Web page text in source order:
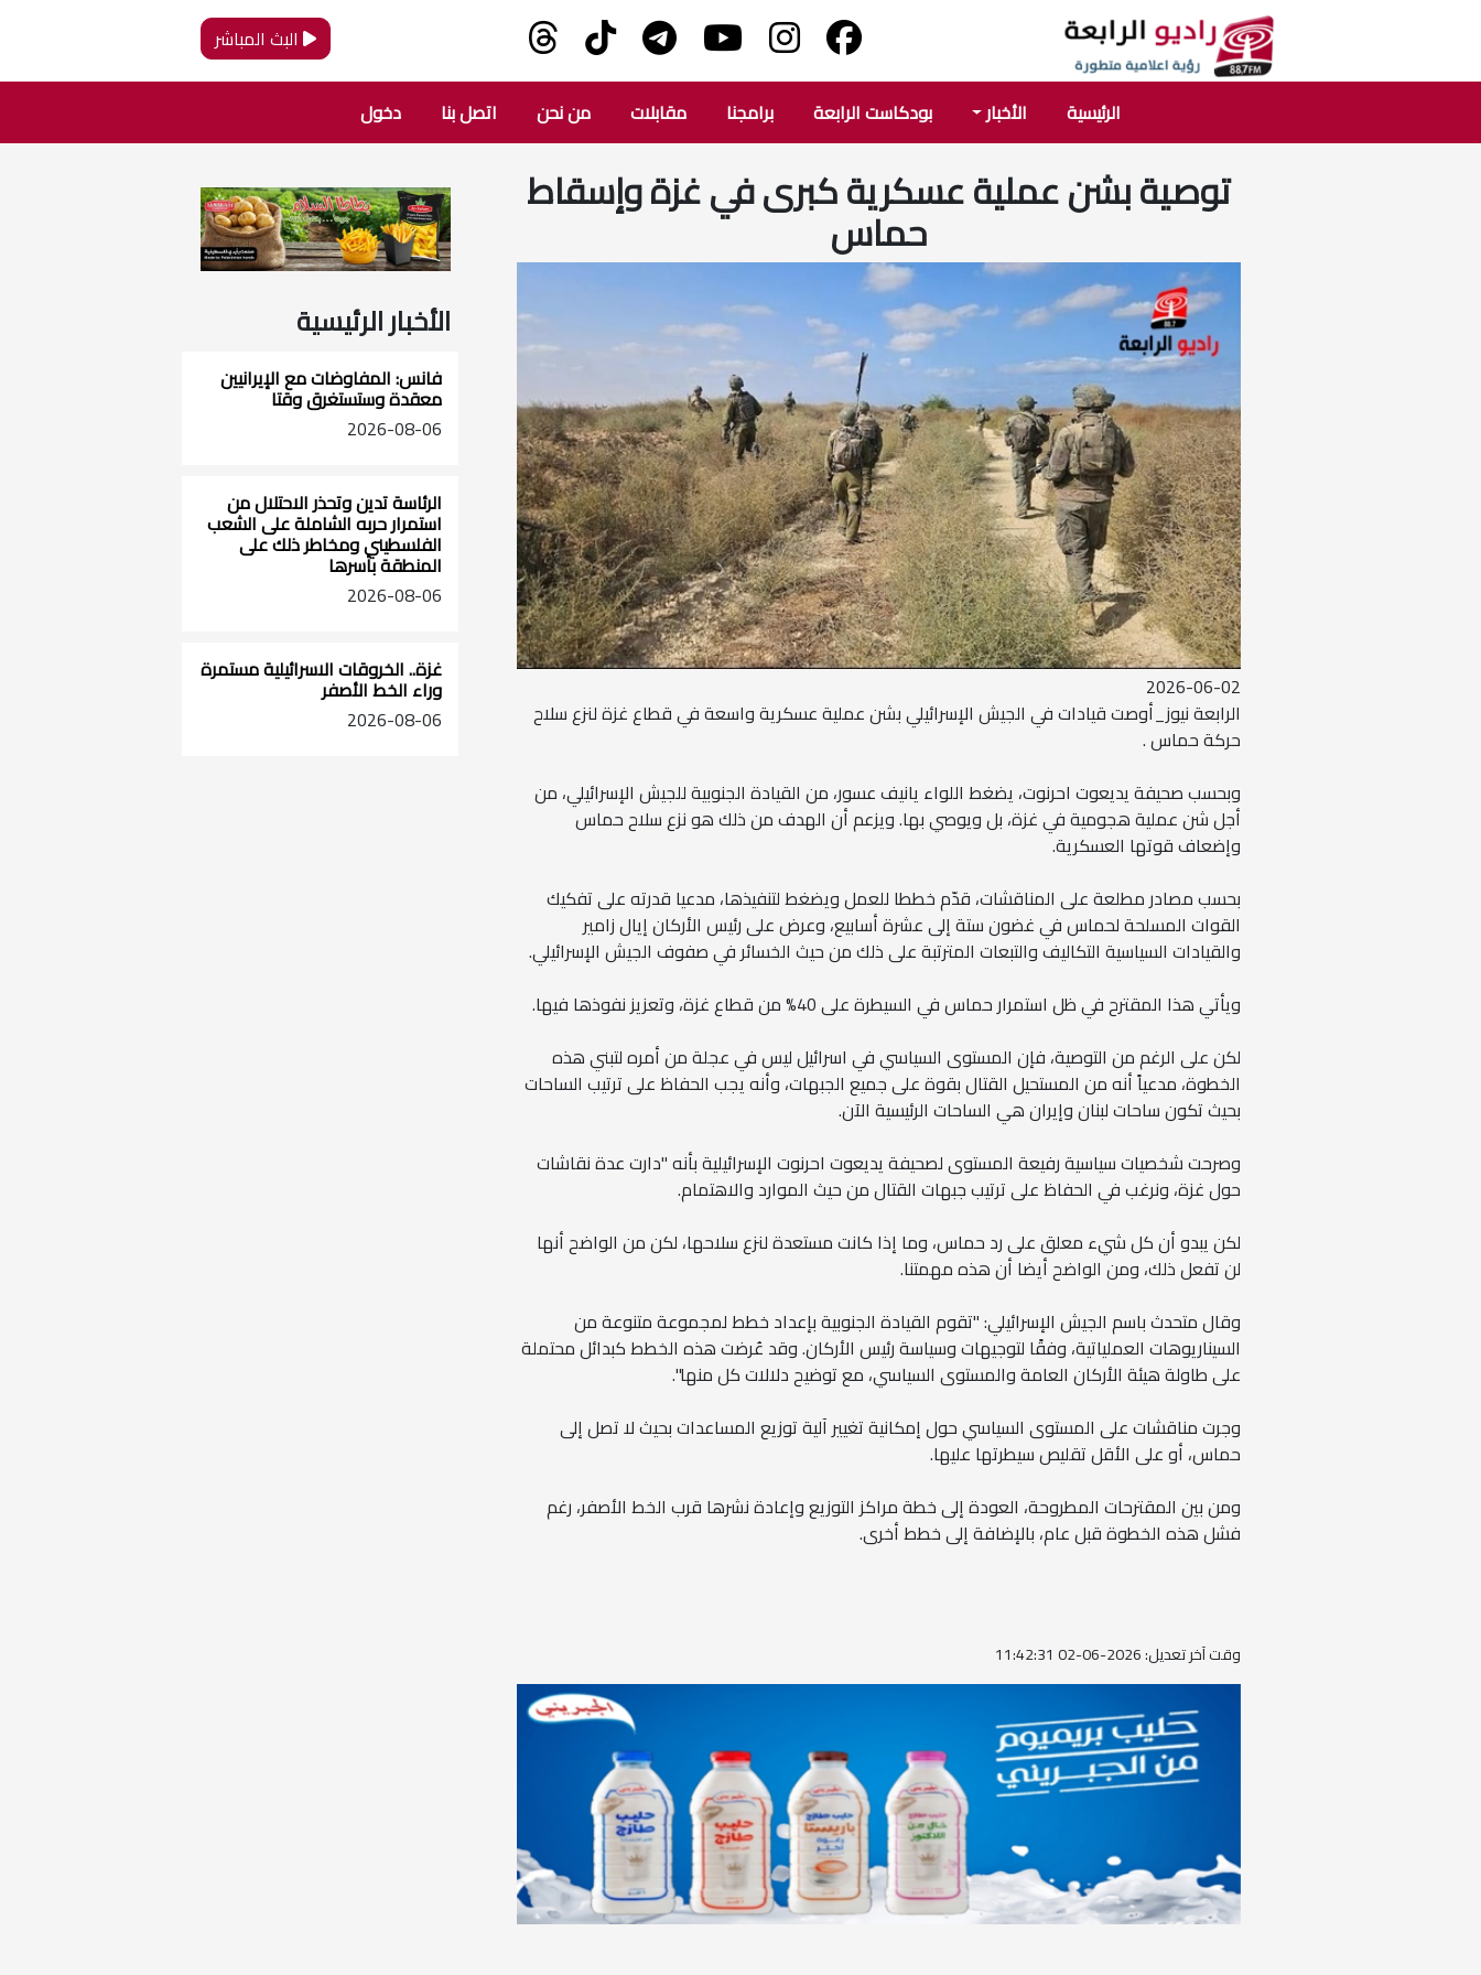
البث المباشر
الرئيسية الأخبار بودكاست الرابعة برامجنا مقابلات من نحن اتصل بنا دخول
توصية بشن عملية عسكرية كبرى في غزة وإسقاط
حماس
2026-06-02
الرابعة نيوز_أوصت قيادات في الجيش الإسرائيلي بشن عملية عسكرية واسعة في قطاع غزة لنزع سلاح
حركة حماس .
وبحسب صحيفة يديعوت احرنوت، يضغط اللواء يانيف عسور، من القيادة الجنوبية للجيش الإسرائيلي، من
أجل شن عملية هجومية في غزة، بل ويوصي بها. ويزعم أن الهدف من ذلك هو نزع سلاح حماس
وإضعاف قوتها العسكرية.
بحسب مصادر مطلعة على المناقشات، قدّم خططا للعمل ويضغط لتنفيذها، مدعيا قدرته على تفكيك
القوات المسلحة لحماس في غضون ستة إلى عشرة أسابيع، وعرض على رئيس الأركان إيال زامير
والقيادات السياسية التكاليف والتبعات المترتبة على ذلك من حيث الخسائر في صفوف الجيش الإسرائيلي.
ويأتي هذا المقترح في ظل استمرار حماس في السيطرة على 40% من قطاع غزة، وتعزيز نفوذها فيها.
لكن على الرغم من التوصية، فإن المستوى السياسي في اسرائيل ليس في عجلة من أمره لتبني هذه
الخطوة، مدعياً ​​أنه من المستحيل القتال بقوة على جميع الجبهات، وأنه يجب الحفاظ على ترتيب الساحات
بحيث تكون ساحات لبنان وإيران هي الساحات الرئيسية الآن.
وصرحت شخصيات سياسية رفيعة المستوى لصحيفة يديعوت احرنوت الإسرائيلية بأنه "دارت عدة نقاشات
حول غزة، ونرغب في الحفاظ على ترتيب جبهات القتال من حيث الموارد والاهتمام.
لكن يبدو أن كل شيء معلق على رد حماس، وما إذا كانت مستعدة لنزع سلاحها، لكن من الواضح أنها
لن تفعل ذلك، ومن الواضح أيضا أن هذه مهمتنا.
وقال متحدث باسم الجيش الإسرائيلي: "تقوم القيادة الجنوبية بإعداد خطط لمجموعة متنوعة من
السيناريوهات العملياتية، وفقًا لتوجيهات وسياسة رئيس الأركان. وقد عُرضت هذه الخطط كبدائل محتملة
على طاولة هيئة الأركان العامة والمستوى السياسي، مع توضيح دلالات كل منها".
وجرت مناقشات على المستوى السياسي حول إمكانية تغيير آلية توزيع المساعدات بحيث لا تصل إلى
حماس، أو على الأقل تقليص سيطرتها عليها.
ومن بين المقترحات المطروحة، العودة إلى خطة مراكز التوزيع وإعادة نشرها قرب الخط الأصفر، رغم
فشل هذه الخطوة قبل عام، بالإضافة إلى خطط أخرى.
وقت آخر تعديل: 2026-06-02 11:42:31
الأخبار الرئيسية
فانس: المفاوضات مع الإيرانيين
معقدة وستستغرق وقتا
2026-08-06
الرئاسة تدين وتحذر الاحتلال من
استمرار حربه الشاملة على الشعب
الفلسطيني ومخاطر ذلك على
المنطقة بأسرها
2026-08-06
غزة.. الخروقات الاسرائيلية مستمرة
وراء الخط الأصفر
2026-08-06